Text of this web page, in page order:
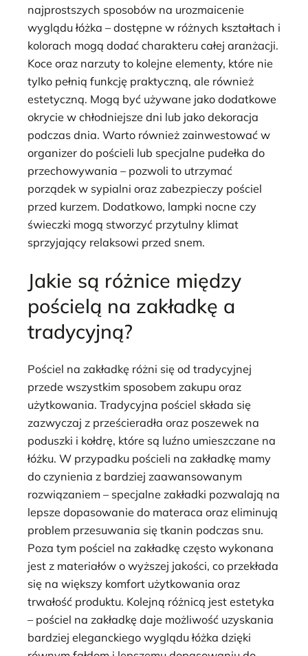
najprostszych sposobów na urozmaicenie
wyglądu łóżka – dostępne w różnych kształtach i
kolorach mogą dodać charakteru całej aranżacji.
Koce oraz narzuty to kolejne elementy, które nie
tylko pełnią funkcję praktyczną, ale również
estetyczną. Mogą być używane jako dodatkowe
okrycie w chłodniejsze dni lub jako dekoracja
podczas dnia. Warto również zainwestować w
organizer do pościeli lub specjalne pudełka do
przechowywania – pozwoli to utrzymać
porządek w sypialni oraz zabezpieczy pościel
przed kurzem. Dodatkowo, lampki nocne czy
świeczki mogą stworzyć przytulny klimat
sprzyjający relaksowi przed snem.
Jakie są różnice między
pościelą na zakładkę a
tradycyjną?
Pościel na zakładkę różni się od tradycyjnej
przede wszystkim sposobem zakupu oraz
użytkowania. Tradycyjna pościel składa się
zazwyczaj z prześcieradła oraz poszewek na
poduszki i kołdrę, które są luźno umieszczane na
łóżku. W przypadku pościeli na zakładkę mamy
do czynienia z bardziej zaawansowanym
rozwiązaniem – specjalne zakładki pozwalają na
lepsze dopasowanie do materaca oraz eliminują
problem przesuwania się tkanin podczas snu.
Poza tym pościel na zakładkę często wykonana
jest z materiałów o wyższej jakości, co przekłada
się na większy komfort użytkowania oraz
trwałość produktu. Kolejną różnicą jest estetyka
– pościel na zakładkę daje możliwość uzyskania
bardziej eleganckiego wyglądu łóżka dzięki